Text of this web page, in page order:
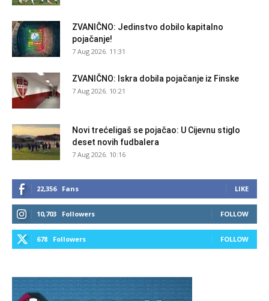
ZVANIČNO: Jedinstvo dobilo kapitalno
pojačanje!
7 Aug 2026. 11:31
ZVANIČNO: Iskra dobila pojačanje iz Finske
7 Aug 2026. 10:21
Novi trećeligaš se pojačao: U Cijevnu stiglo
deset novih fudbalera
7 Aug 2026. 10:16
22,356 Fans LIKE
10,703 Followers FOLLOW
678 Followers FOLLOW